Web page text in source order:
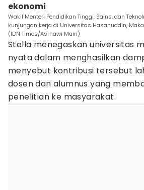
ekonomi
Wakil Menteri Pendidikan Tinggi, Sains, dan
kunjungan kerja di Universitas Hasanuddin,
(IDN Times/Asrhawi Muin)
Stella menegaskan universitas
nyata dalam menghasilkan
menyebut kontribusi tersebut
dosen dan alumnus yang
penelitian ke masyarakat.